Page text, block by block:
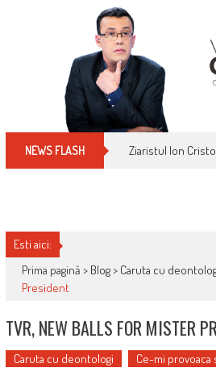
NEWS FLASH Cum îți schimbi,
Esti aici:
Prima pagină > Blog> Caruta cu
President
TVR, NEW BALLS FOR MISTER
Caruta cu deontologi Ce-mi provoaca